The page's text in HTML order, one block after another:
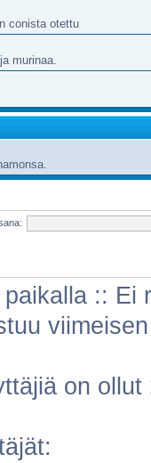
conista otettu
murinaa.
paikalla :: Ei
on ollut